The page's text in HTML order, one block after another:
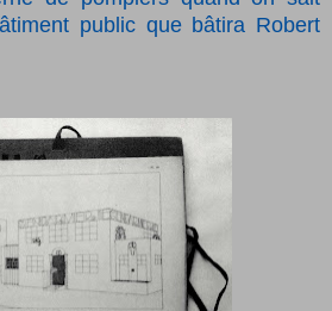
public que bâtira Robert